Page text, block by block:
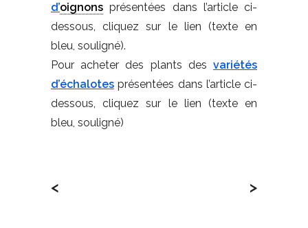
d’oignons présentées dans l’article ci-
dessous, cliquez sur le lien (texte en
bleu, souligné).
Pour acheter des plants des variétés
d’échalotes présentées dans l’article ci-
dessous, cliquez sur le lien (texte en
bleu, souligné)
< >